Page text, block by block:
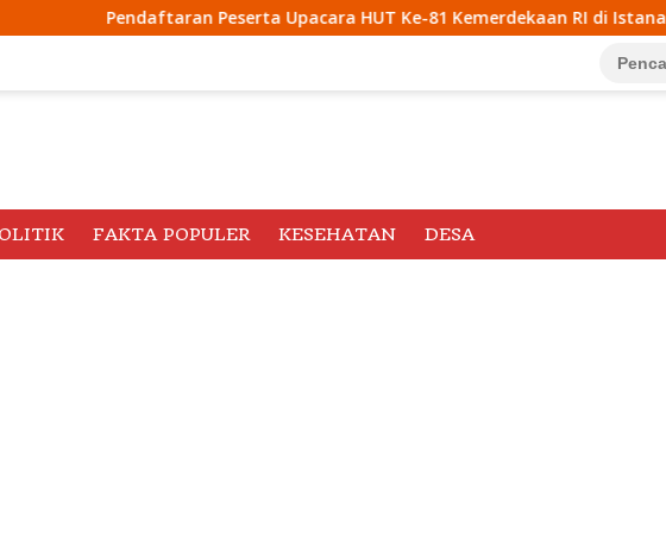
Peserta Upacara HUT Ke-81 Kemerdekaan RI di Istana Merdeka Resmi
FAKTA POPULER KESEHATAN DESA